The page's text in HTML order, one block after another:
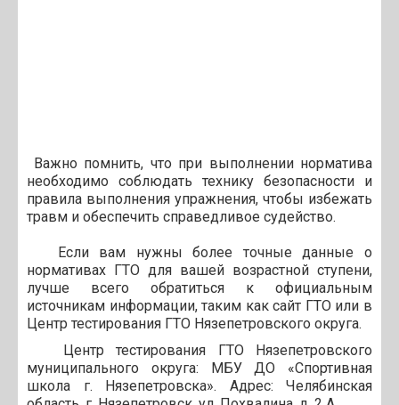
Важно помнить, что при выполнении норматива
необходимо соблюдать технику безопасности и
правила выполнения упражнения, чтобы избежать
травм и обеспечить справедливое судейство.
Если вам нужны более точные данные о
нормативах ГТО для вашей возрастной ступени,
лучше всего обратиться к официальным
источникам информации, таким как сайт ГТО или в
Центр тестирования ГТО Нязепетровского округа.
Центр тестирования ГТО Нязепетровского
муниципального округа: МБУ ДО «Спортивная
школа г. Нязепетровска». Адрес: Челябинская